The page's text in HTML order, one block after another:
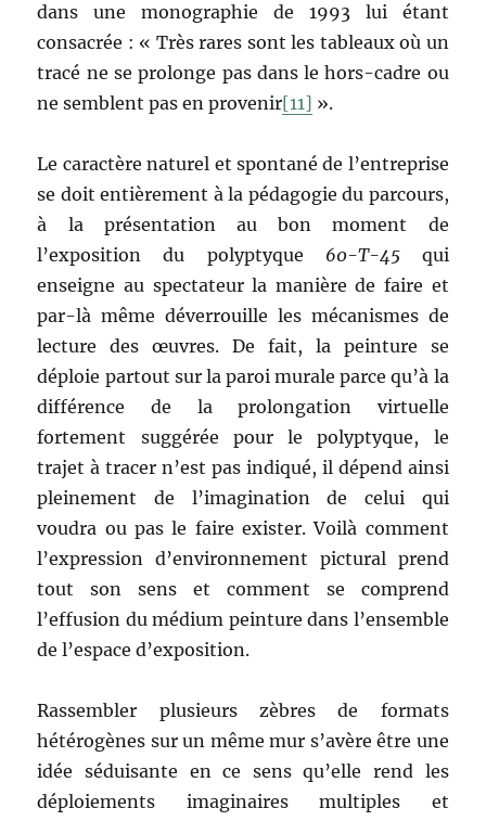
dans une monographie de 1993 lui étant
consacrée : « Très rares sont les tableaux où un
tracé ne se prolonge pas dans le hors-cadre ou
ne semblent pas en provenir[11] ».
Le caractère naturel et spontané de l’entreprise
se doit entièrement à la pédagogie du parcours,
à la présentation au bon moment de
l’exposition du polyptyque 60-T-45qui
enseigne au spectateur la manière de faire et
par-là même déverrouille les mécanismes de
lecture des œuvres. De fait, la peinture se
déploie partout sur la paroi murale parce qu’à la
différence de la prolongation virtuelle
fortement suggérée pour le polyptyque, le
trajet à tracer n’est pas indiqué, il dépend ainsi
pleinement de l’imagination de celui qui
voudra ou pas le faire exister. Voilà comment
l’expression d’environnement pictural prend
tout son sens et comment se comprend
l’effusion du médium peinture dans l’ensemble
de l’espace d’exposition.
Rassembler plusieurs zèbres de formats
hétérogènes sur un même mur s’avère être une
idée séduisante en ce sens qu’elle rend les
déploiements imaginaires multiples et